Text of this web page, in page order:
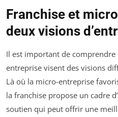
Franchise et
deux visions
Il est important de
entreprise visent des visions
Là où la micro-entreprise
la franchise propose un cadre d’
soutien qui peut offrir une